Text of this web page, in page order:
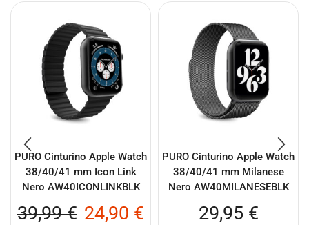
PURO Cinturino Apple Watch
38/40/41 mm Icon Link
Nero AW40ICONLINKBLK
39,99€ 24,90 €
PURO Cinturino Apple Watch
38/40/41 mm Milanese
Nero AW40MILANESEBLK
29,95 €